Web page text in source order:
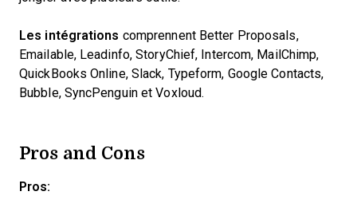
Les intégrations comprennent Better Proposals,
Emailable, Leadinfo, StoryChief, Intercom, MailChimp,
QuickBooks Online, Slack, Typeform, Google Contacts,
Bubble, SyncPenguin et Voxloud.
Pros and Cons
Pros: